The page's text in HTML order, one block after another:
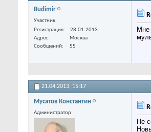
Budimir
Участник
Регистрация
28.01.2013
Адрес
Москва
Сообщений
55
Мне
21.04.2013, 15:17
Мусатов Константин
Администратор
Не